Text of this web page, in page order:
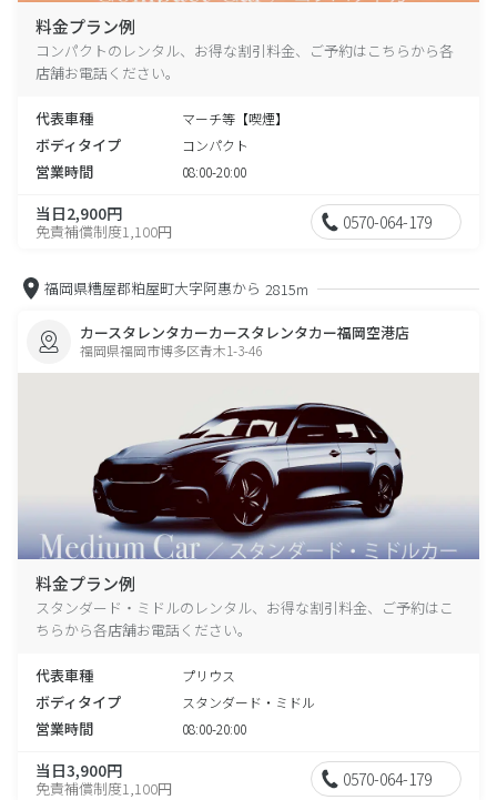
料金プラン例
コンパクトのレンタル、お得な割引料金、ご予約はこちらから各
店舗お電話ください。
代表車種 マーチ等【喫煙】
ボディタイプ コンパクト
営業時間 08:00-20:00
当日2,900円
免責補償制度1,100円 0570-064-179
福岡県糟屋郡粕屋町大字阿惠から 2815m
カースタレンタカーカースタレンタカー福岡空港店
福岡県福岡市博多区青木1-3-46
料金プラン例
スタンダード・ミドルのレンタル、お得な割引料金、ご予約はこ
ちらから各店舗お電話ください。
代表車種 プリウス
ボディタイプ スタンダード・ミドル
営業時間 08:00-20:00
当日3,900円
免責補償制度1,100円 0570-064-179